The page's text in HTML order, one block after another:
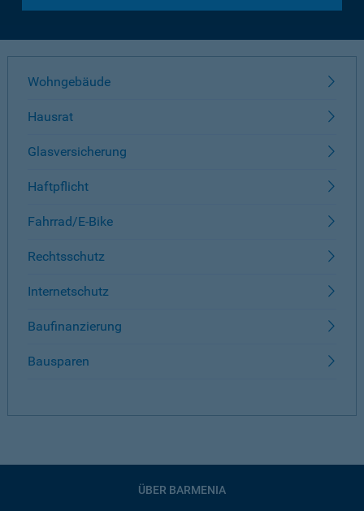
Wohngebäude
Hausrat
Glasversicherung
Haftpflicht
Fahrrad/E-Bike
Rechtsschutz
Internetschutz
Baufinanzierung
Bausparen
ÜBER BARMENIA